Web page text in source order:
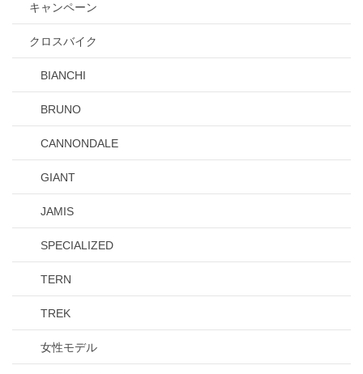
キャンペーン
クロスバイク
BIANCHI
BRUNO
CANNONDALE
GIANT
JAMIS
SPECIALIZED
TERN
TREK
女性モデル